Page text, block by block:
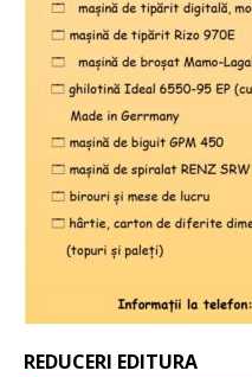
REDUCERI EDITURA